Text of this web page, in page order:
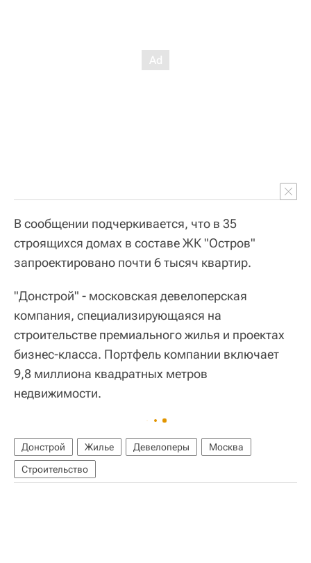
В сообщении подчеркивается, что в 35
строящихся домах в составе ЖК "Остров"
запроектировано почти 6 тысяч квартир.
"Донстрой" - московская девелоперская
компания, специализирующаяся на
строительстве премиального жилья и проектах
бизнес-класса. Портфель компании включает
9,8 миллиона квадратных метров
недвижимости.
Донстрой Жилье Девелоперы
Москва
Строительство